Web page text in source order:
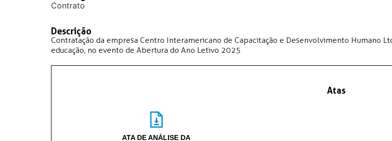
Contrato
Descrição
Contratação da empresa Centro Interamericano de Capacitação e Desenvolvimento Humano
educação, no evento de Abertura do Ano Letivo 2025
Atas
ATA DE ANÁLISE DA